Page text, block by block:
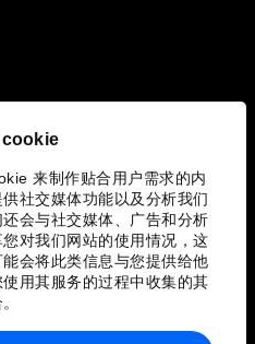
cookie
来制作贴合用户需求的内
社交媒体功能以及分析我们
会与社交媒体、广告和分析
对我们网站的使用情况，这
会将此类信息与您提供给他
用其服务的过程中收集的其